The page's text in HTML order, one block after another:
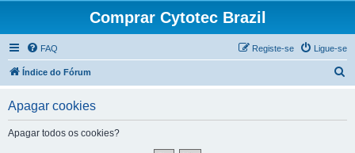
Comprar Cytotec Brazil
FAQ Ligue-se
Registe-se
Índice do Fórum
Apagar cookies
Apagar todos os cookies?